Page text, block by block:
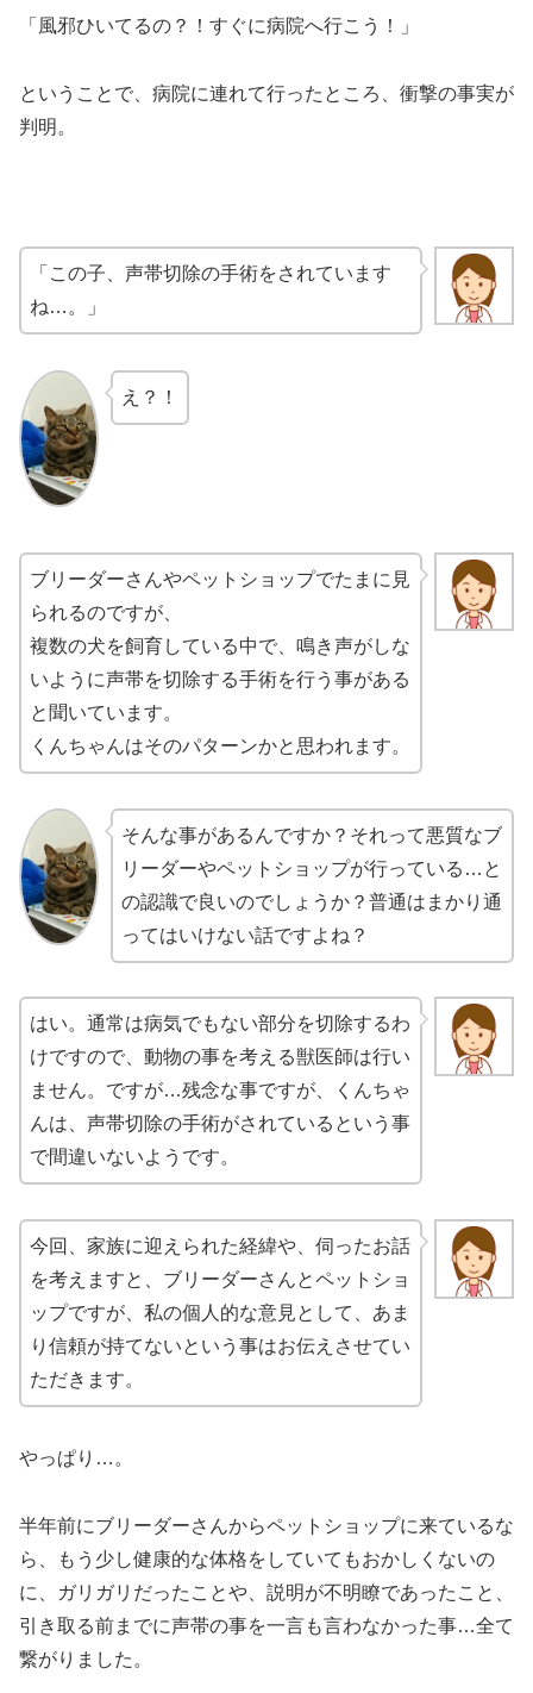
「風邪ひいてるの？！すぐに病院へ行こう！」
ということで、病院に連れて行ったところ、衝撃の事実が
判明。
「この子、声帯切除の手術をされています
ね…。」
え？！
ブリーダーさんやペットショップでたまに見
られるのですが、
複数の犬を飼育している中で、鳴き声がしな
いように声帯を切除する手術を行う事がある
と聞いています。
くんちゃんはそのパターンかと思われます。
そんな事があるんですか？それって悪質なブ
リーダーやペットショップが行っている…と
の認識で良いのでしょうか？普通はまかり通
ってはいけない話ですよね？
はい。通常は病気でもない部分を切除するわ
けですので、動物の事を考える獣医師は行い
ません。ですが…残念な事ですが、くんちゃ
んは、声帯切除の手術がされているという事
で間違いないようです。
今回、家族に迎えられた経緯や、伺ったお話
を考えますと、ブリーダーさんとペットショ
ップですが、私の個人的な意見として、あま
り信頼が持てないという事はお伝えさせてい
ただきます。
やっぱり…。
半年前にブリーダーさんからペットショップに来ているな
ら、もう少し健康的な体格をしていてもおかしくないの
に、ガリガリだったことや、説明が不明瞭であったこと、
引き取る前までに声帯の事を一言も言わなかった事…全て
繋がりました。